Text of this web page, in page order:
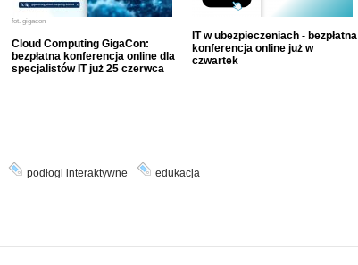
fot. gigacon
Cloud Computing GigaCon:
bezpłatna konferencja online dla
specjalistów IT już 25 czerwca
IT w ubezpieczeniach - bezpłatna
konferencja online już w
czwartek
podłogi interaktywne edukacja